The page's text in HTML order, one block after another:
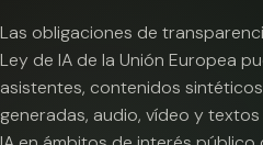
Las obligaciones de
Ley de IA de la Unión Europea
asistentes, contenidos
generadas, audio, vídeo y